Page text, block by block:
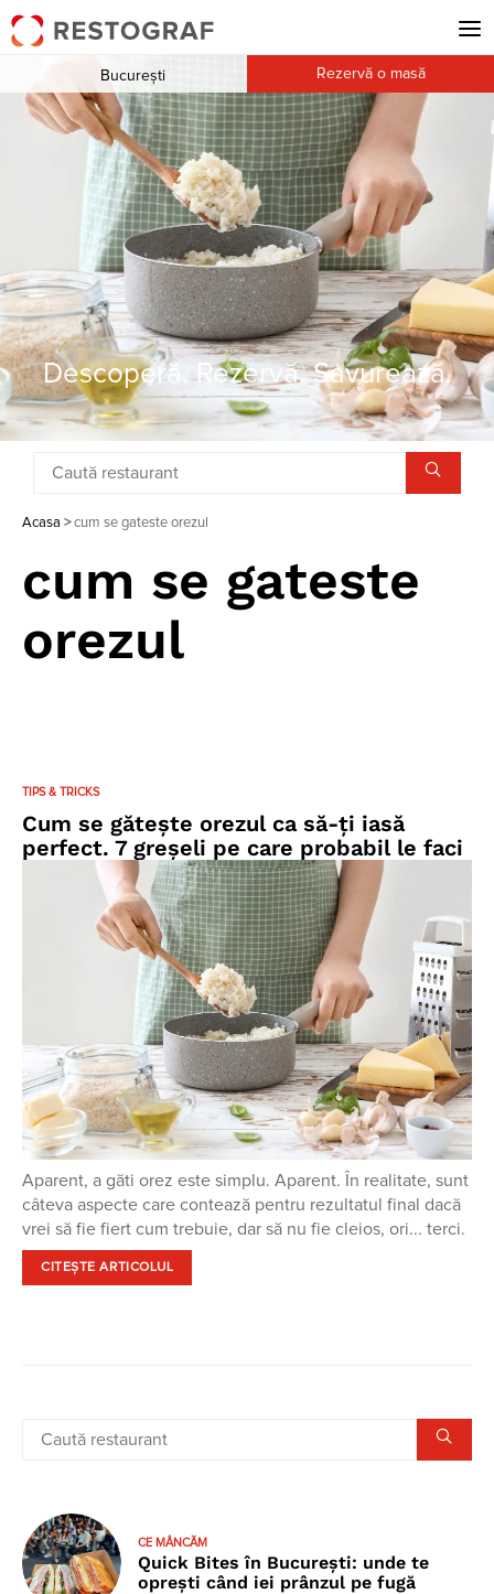
Descoperă. Rezervă. Savurează.
București Rezervă o masă
Acasa >cum se gateste orezul
cum se gateste
orezul
TIPS & TRICKS
Cum se gătește orezul ca să-ți iasă
perfect. 7 greșeli pe care probabil le faci
Aparent, a găti orez este simplu. Aparent. În realitate, sunt
câteva aspecte care contează pentru rezultatul final dacă
vrei să fie fiert cum trebuie, dar să nu fie cleios, ori... terci.
CITEȘTE ARTICOLUL
CE MÂNCĂM
Quick Bites în București: unde te
oprești când iei prânzul pe fugă